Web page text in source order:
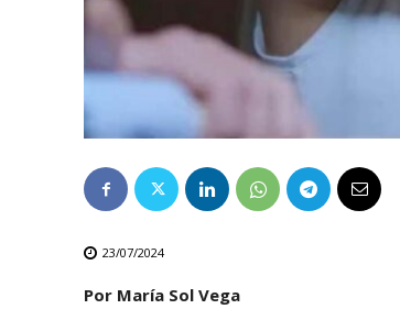
23/07/2024
Por María Sol Vega